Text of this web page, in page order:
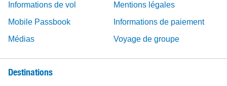
Informations de vol
Mentions légales
Mobile Passbook
Informations de paiement
Médias
Voyage de groupe
Destinations